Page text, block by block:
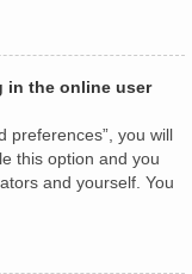
in the online user
preferences”, you will
this option and you
and yourself. You